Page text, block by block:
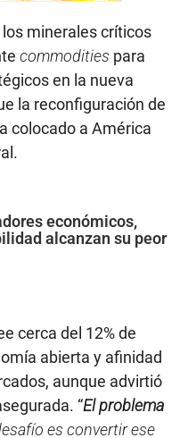
minerales críticos
commodities para
en la nueva
la reconfiguración de
colocado a América
económicos,
alcanzan su peor
cerca del 12% de
abierta y afinidad
aunque advirtió
“El problema
es convertir ese